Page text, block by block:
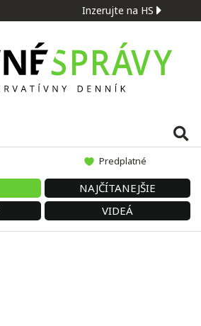
Inzerujte na HS
Predplatné
NAJČÍTANEJŠIE
VIDEÁ